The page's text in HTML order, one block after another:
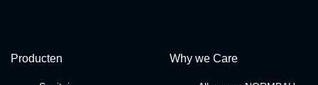
Producten Why we Care